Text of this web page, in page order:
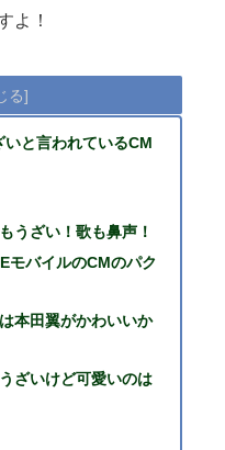
よ！
と言われているCM
うざい！歌も鼻声！
モバイルのCMのパク
本田翼がかわいいか
ざいけど可愛いのは